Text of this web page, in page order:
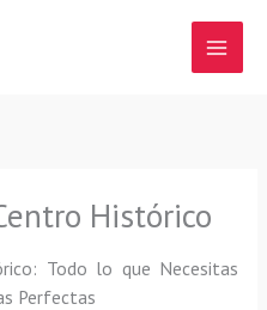
Histórico
Todo lo que Necesitas
Perfectas